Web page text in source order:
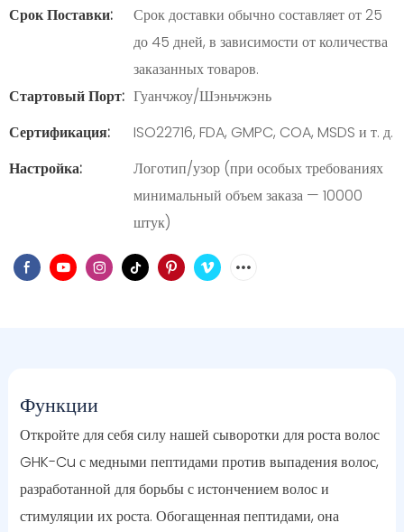
Срок Поставки:
Срок доставки обычно составляет от 25
до 45 дней, в зависимости от количества
заказанных товаров.
Стартовый Порт: Гуанчжоу/Шэньчжэнь
Сертификация:
ISO22716, FDA, GMPC, COA, MSDS и т. д.
Настройка:
Логотип/узор (при особых требованиях
минимальный объем заказа — 10000
штук)
Функции
Откройте для себя силу нашей сыворотки для роста волос
GHK-Cu с медными пептидами против выпадения волос,
разработанной для борьбы с истончением волос и
стимуляции их роста. Обогащенная пептидами, она